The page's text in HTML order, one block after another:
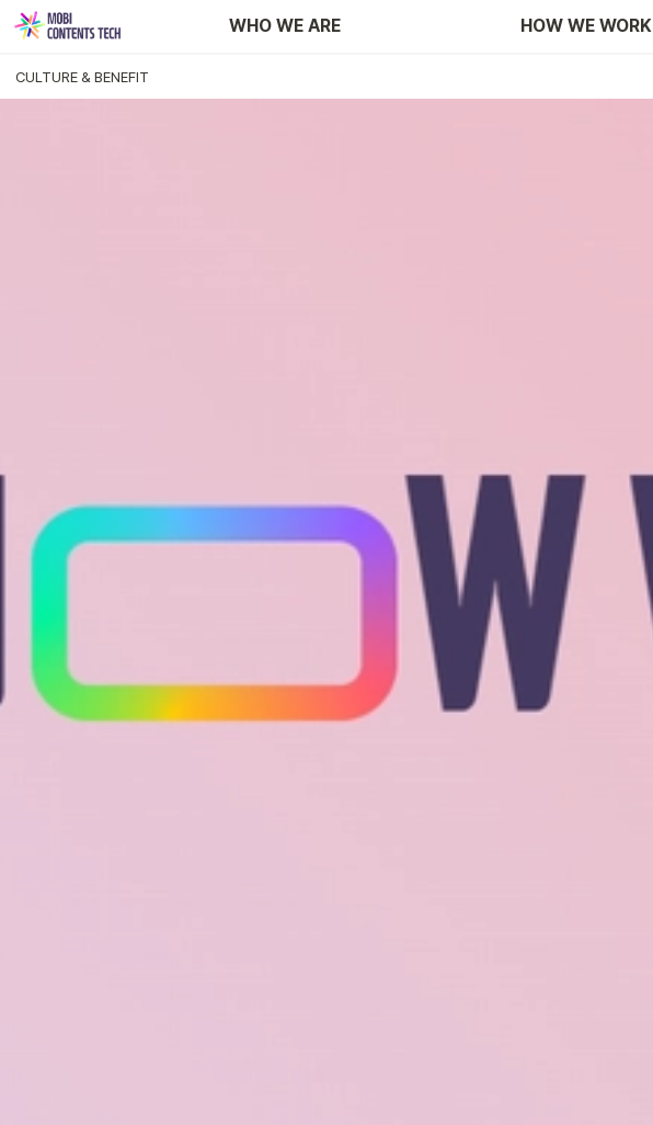
WHO WE ARE HOW WE WORK
CULTURE & BENEFIT
Newsroom